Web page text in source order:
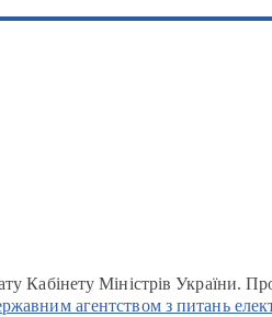
Кабінету Міністрів України.
агентством з питань